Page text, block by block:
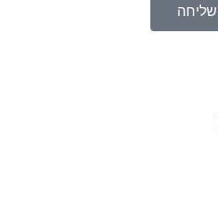
שליחה